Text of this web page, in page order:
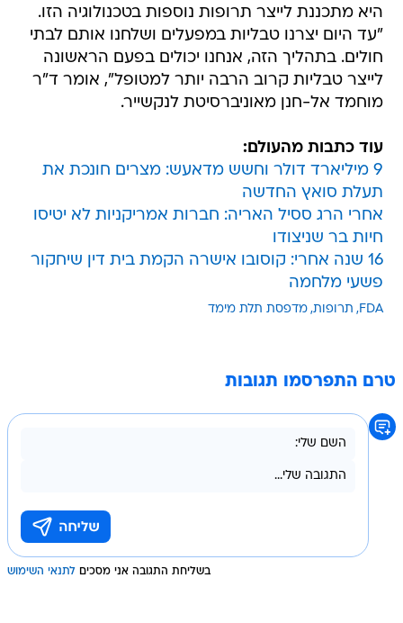
היא מתכננת לייצר תרופות נוספות בטכנולוגיה הזו.
"עד היום יצרנו טבליות במפעלים ושלחנו אותם לבתי
חולים. בתהליך הזה, אנחנו יכולים בפעם הראשונה
לייצר טבליות קרוב הרבה יותר למטופל", אומר ד"ר
מוחמד אל-חנן מאוניברסיטת לנקשייר.
עוד כתבות מהעולם:
9 מיליארד דולר וחשש מדאעש: מצרים חונכת את
תעלת סואץ החדשה
אחרי הרג ססיל האריה: חברות אמריקניות לא יטיסו
חיות בר שניצודו
16 שנה אחרי: קוסובו אישרה הקמת בית דין שיחקור
פשעי מלחמה
FDA תרופות מדפסת תלת מימד
טרם התפרסמו תגובות
בשליחת התגובה אני מסכים לתנאי השימוש